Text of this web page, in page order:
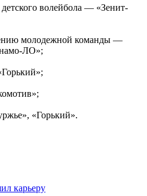
волейбола — «Зенит-
молодежной команды —
ЛО»;
«Горький».
карьеру